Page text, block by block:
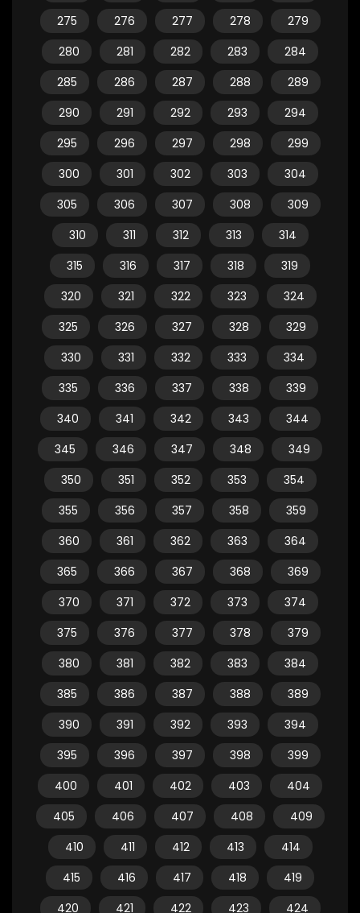
275
276 277 278
279
280
281 282 283
284
285
286 287 288
289
290
291 292 293
294
295
296 297 298
299
300
301 302 303
304
305
306 307 308
309
310
311 312 313
314
315
316 317 318
319
320
321 322 323
324
325
326 327 328
329
330
331 332 333
334
335
336 337 338
339
340
341 342 343
344
345
346 347 348
349
350
351 352 353
354
355
356 357 358
359
360
361 362 363
364
365
366 367 368
369
370
371 372 373
374
375
376 377 378
379
380
381 382 383
384
385
386 387 388
389
390
391 392 393
394
395
396 397 398
399
400
401 402 403
404
405
406 407 408
409
410
411 412 413
414
415
416 417 418
419
420
421 422 423 424